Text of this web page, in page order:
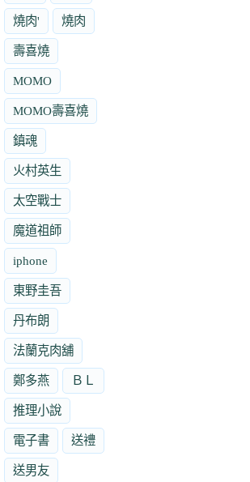
燒肉' 燒肉
壽喜燒
MOMO
MOMO壽喜燒
鎮魂
火村英生
太空戰士
魔道祖師
iphone
東野圭吾
丹布朗
法蘭克肉舖
鄭多燕 ＢＬ
推理小說
電子書 送禮
送男友